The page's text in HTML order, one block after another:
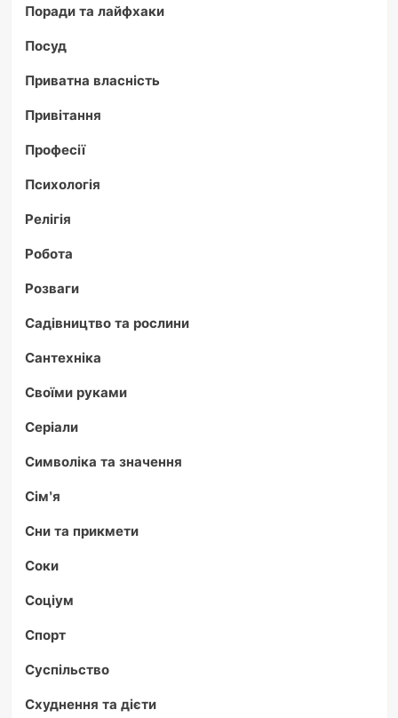
Поради та лайфхаки
Посуд
Приватна власність
Привітання
Професії
Психологія
Релігія
Робота
Розваги
Садівництво та рослини
Сантехніка
Своїми руками
Серіали
Символіка та значення
Сім'я
Сни та прикмети
Соки
Соціум
Спорт
Суспільство
Схуднення та дієти